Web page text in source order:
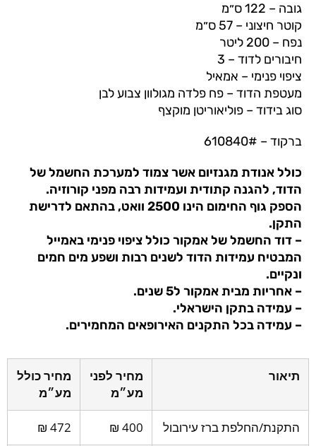
גובה – 122 ס״מ
קוטר חיצוני – 57 ס״מ
נפח – 200 ליטר
חיבורים לדוד – 3
ציפוי פנימי – אמאיל
מעטפת הדוד – פח פלדה מגולוון צבוע לבן
סוג בידוד – פוליאוריטן מוקצף
ברקוד – 610840#
כולל אנודת מגנזיום אשר צמוד למערכת החשמל של
הדוד, להגנה קתודית ועמידות רבה מפני קורוזיה.
הספק גוף החימום הינו 2500 וואט, בהתאם לדרישת
התקן.
– דוד החשמל של אמקור כולל ציפוי פנימי באמייל
המבטיח עמידות הדוד לשנים רבות ושפע מים חמים
ונקיים.
– אחריות מבית אמקור ל5 שנים.
– עמידה בתקן הישראלי.
– עמידה בכל התקנים האירופאים המחמירים.
תיאור
מחיר לפני
מע״מ
מחיר כולל
מע״מ
התקנת/החלפת ברז עירובול 400 ₪
472 ₪